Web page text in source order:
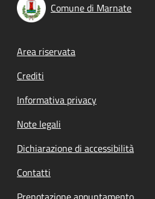
Comune di Marnate
Footer menu
Area riservata
Crediti
Informativa privacy
Note legali
Dichiarazione di accessibilità
Contatti